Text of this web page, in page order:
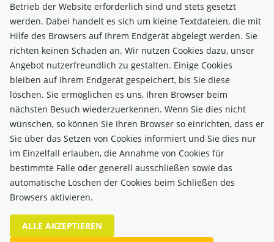
Derzeit keine freien Gärten
VERBAND DER ÖBB-LANDWIRTSCHAFT
1050 Wien, Margaretenstraße 166
Behörde: Bundespolizeidirektion Wien ZVR-Zahl:
250680054 Für den Inhalt verantwortlich: Robert Hofmann
Betrieb der Website erforderlich sind und stets gesetzt
werden. Dabei handelt es sich um kleine Textdateien, die mit
Hilfe des Browsers auf Ihrem Endgerät abgelegt werden. Sie
richten keinen Schaden an. Wir nutzen Cookies dazu, unser
Angebot nutzerfreundlich zu gestalten. Einige Cookies
bleiben auf Ihrem Endgerät gespeichert, bis Sie diese
löschen. Sie ermöglichen es uns, Ihren Browser beim
nächsten Besuch wiederzuerkennen. Wenn Sie dies nicht
wünschen, so können Sie Ihren Browser so einrichten, dass er
Sie über das Setzen von Cookies informiert und Sie dies nur
im Einzelfall erlauben, die Annahme von Cookies für
bestimmte Fälle oder generell ausschließen sowie das
automatische Löschen der Cookies beim Schließen des
Browsers aktivieren.
ALLE AKZEPTIEREN